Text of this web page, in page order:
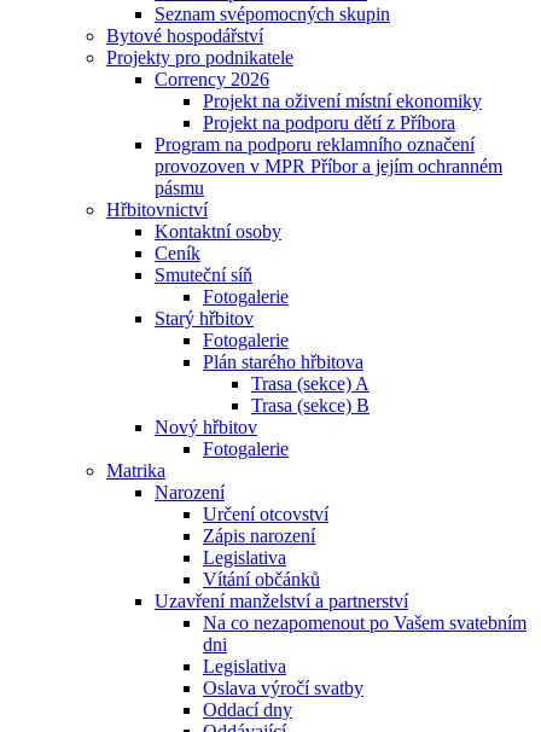
Seznam svépomocných skupin
Bytové hospodářství
Projekty pro podnikatele
Corrency 2026
Projekt na oživení místní ekonomiky
Projekt na podporu dětí z Příbora
Program na podporu reklamního označení
provozoven v MPR Příbor a jejím ochranném
pásmu
Hřbitovnictví
Kontaktní osoby
Ceník
Smuteční síň
Fotogalerie
Starý hřbitov
Fotogalerie
Plán starého hřbitova
Trasa (sekce) A
Trasa (sekce) B
Nový hřbitov
Fotogalerie
Matrika
Narození
Určení otcovství
Zápis narození
Legislativa
Vítání občánků
Uzavření manželství a partnerství
Na co nezapomenout po Vašem svatebním
dni
Legislativa
Oslava výročí svatby
Oddací dny